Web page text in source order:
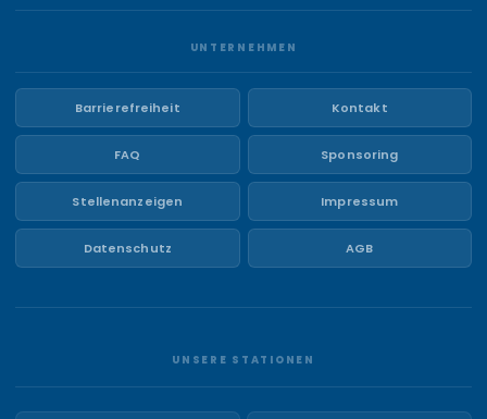
UNTERNEHMEN
Barrierefreiheit Kontakt
FAQ Sponsoring
Stellenanzeigen Impressum
Datenschutz AGB
UNSERE STATIONEN